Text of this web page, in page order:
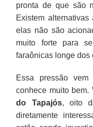
pronta de que são
Existem alternativas
elas não são
muito forte para
faraônicas longe dos
Essa pressão
conhece muito
do Tapajós, oito
diretamente